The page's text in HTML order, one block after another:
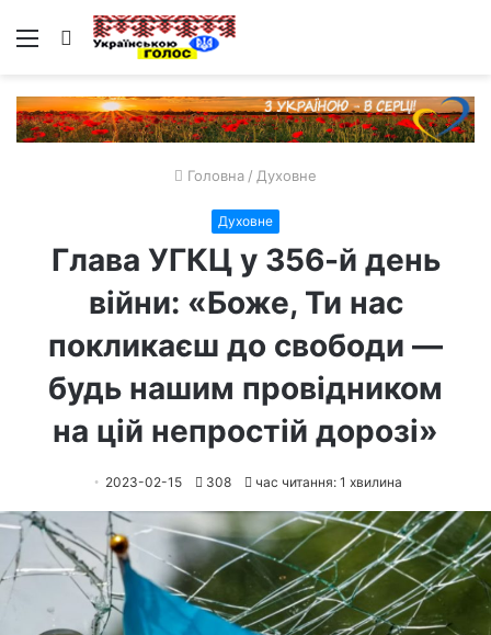
Меню Пошук
Головна / Духовне
Духовне
Глава УГКЦ у 356-й день
війни: «Боже, Ти нас
покликаєш до свободи —
будь нашим провідником
на цій непростій дорозі»
2023-02-15 308 час читання: 1 хвилина